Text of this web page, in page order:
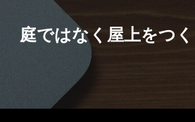
庭ではなく屋上をつ